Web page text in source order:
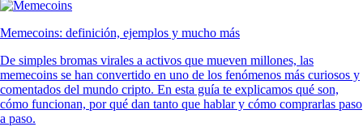
Memecoins: definición, ejemplos y mucho más
De simples bromas virales a activos que mueven millones, las
memecoins se han convertido en uno de los fenómenos más curiosos y
comentados del mundo cripto. En esta guía te explicamos qué son,
cómo funcionan, por qué dan tanto que hablar y cómo comprarlas paso
a paso.